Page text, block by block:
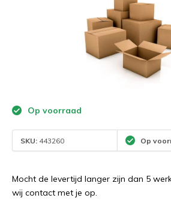
Op voorraad
SKU: 443260 Op
Mocht de levertijd langer zijn dan 5
wij contact met je op.